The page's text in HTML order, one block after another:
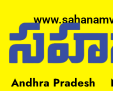
Andhra Pradesh